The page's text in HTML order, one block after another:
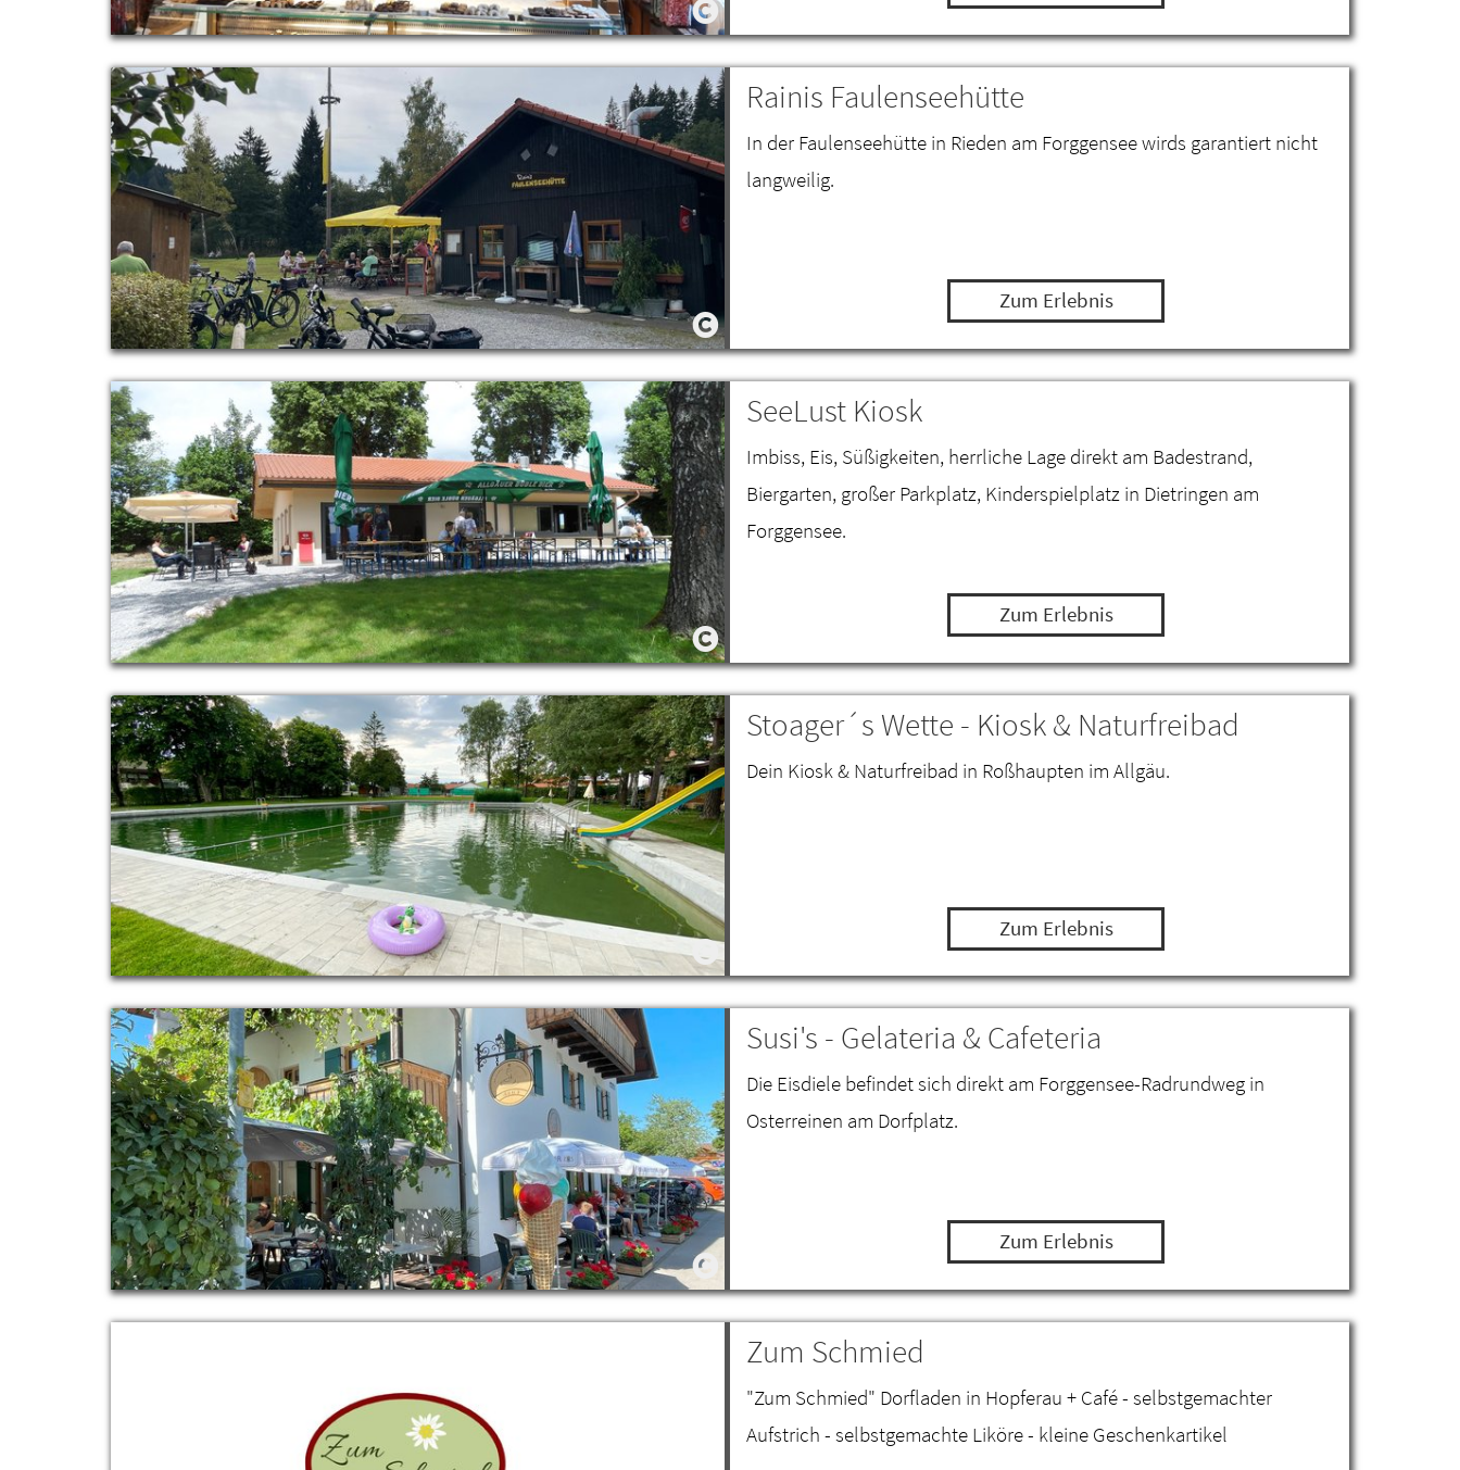
Rainis Faulenseehütte
In der Faulenseehütte in Rieden am Forggensee wirds garantiert nicht
langweilig.
Zum Erlebnis
SeeLust Kiosk
Imbiss, Eis, Süßigkeiten, herrliche Lage direkt am Badestrand,
Biergarten, großer Parkplatz, Kinderspielplatz in Dietringen am
Forggensee.
Zum Erlebnis
Stoager´s Wette - Kiosk & Naturfreibad
Dein Kiosk & Naturfreibad in Roßhaupten im Allgäu.
Zum Erlebnis
Susi's - Gelateria & Cafeteria
Die Eisdiele befindet sich direkt am Forggensee-Radrundweg in
Osterreinen am Dorfplatz.
Zum Erlebnis
Zum Schmied
"Zum Schmied" Dorfladen in Hopferau + Café - selbstgemachter
Aufstrich - selbstgemachte Liköre - kleine Geschenkartikel